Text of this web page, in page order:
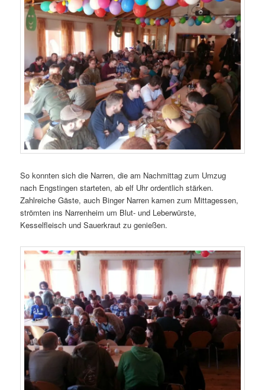
So konnten sich die Narren, die am Nachmittag zum Umzug
nach Engstingen starteten, ab elf Uhr ordentlich stärken.
Zahlreiche Gäste, auch Binger Narren kamen zum Mittagessen,
strömten ins Narrenheim um Blut- und Leberwürste,
Kesselfleisch und Sauerkraut zu genießen.